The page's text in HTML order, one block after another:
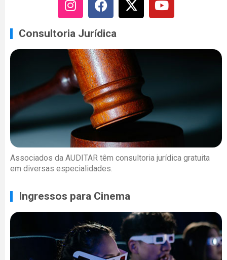
Consultoria Jurídica
Associados da AUDITAR têm consultoria jurídica gratuita
em diversas especialidades.
Ingressos para Cinema